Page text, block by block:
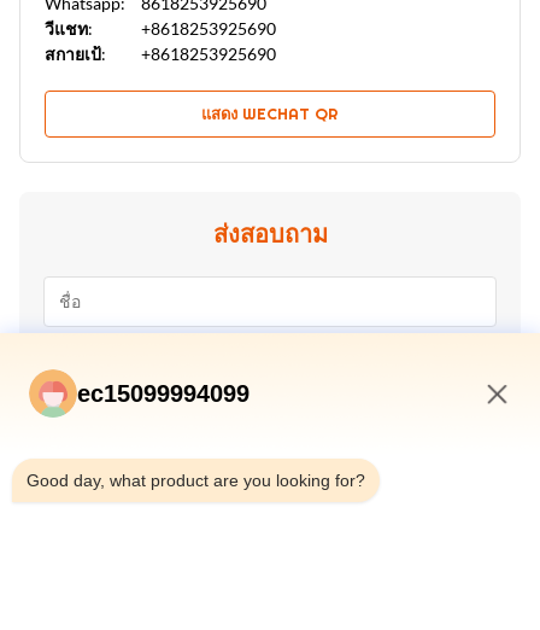
วีแชท:
+8618253925690
สกายเป้:
+8618253925690
แสดง WECHAT QR
ส่งสอบถาม
ec15099994099
Good day, what product are you looking for?